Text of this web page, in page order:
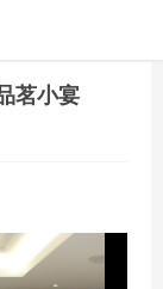
茗小宴